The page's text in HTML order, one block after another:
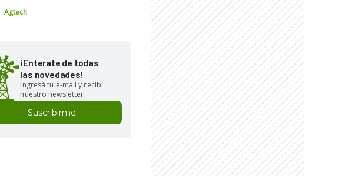
Agtech
¡Enterate de todas
las novedades!
Ingresá tu e-mail y recibí
nuestro newsletter
Suscribirme